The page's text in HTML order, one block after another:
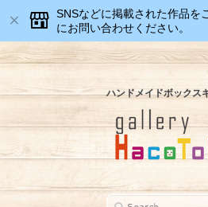
SNSなどに掲載された作品を
にお問い合わせください。
ハンドメイドボックス